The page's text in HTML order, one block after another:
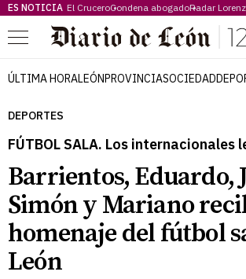
ES NOTICIA El CruceroCondena abogadoRadar
Menú
ÚLTIMA HORALEÓNPROVINCIASOCIEDAD
DEPORTES
FÚTBOL SALA. Los internacionales
Barrientos, Eduardo,
Simón y Mariano
homenaje del fútbol
León